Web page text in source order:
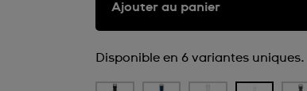
Ajouter au panier
Disponible en 6 variantes uniques.